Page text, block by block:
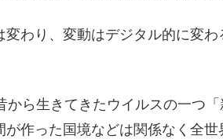
わり、変動はデジタル的に変
から生きてきたウイルスの一つ
作った国境などは関係なく全世